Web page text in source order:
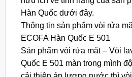
Hàn Quốc dưới đây.
Thông tin sản phẩm vòi rửa
ECOFA Hàn Quốc E 501
Sản phẩm vòi rửa mặt – Vòi
Quốc E 501 màn trong mình